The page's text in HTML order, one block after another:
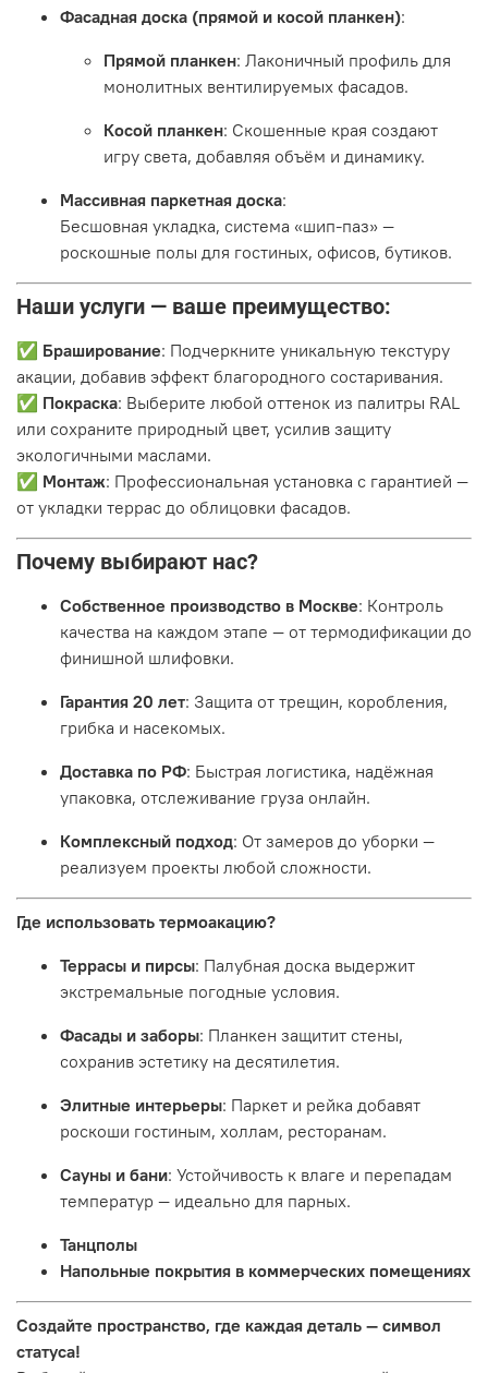
Фасадная доска (прямой и косой планкен):
Прямой планкен: Лаконичный профиль для
монолитных вентилируемых фасадов.
Косой планкен: Скошенные края создают
игру света, добавляя объём и динамику.
Массивная паркетная доска:
Бесшовная укладка, система «шип-паз» —
роскошные полы для гостиных, офисов, бутиков.
Наши услуги — ваше преимущество:
✅ Браширование: Подчеркните уникальную текстуру
акации, добавив эффект благородного состаривания.
✅ Покраска: Выберите любой оттенок из палитры RAL
или сохраните природный цвет, усилив защиту
экологичными маслами.
✅ Монтаж: Профессиональная установка с гарантией —
от укладки террас до облицовки фасадов.
Почему выбирают нас?
Собственное производство в Москве: Контроль
качества на каждом этапе — от термодификации до
финишной шлифовки.
Гарантия 20 лет: Защита от трещин, коробления,
грибка и насекомых.
Доставка по РФ: Быстрая логистика, надёжная
упаковка, отслеживание груза онлайн.
Комплексный подход: От замеров до уборки —
реализуем проекты любой сложности.
Где использовать термоакацию?
Террасы и пирсы: Палубная доска выдержит
экстремальные погодные условия.
Фасады и заборы: Планкен защитит стены,
сохранив эстетику на десятилетия.
Элитные интерьеры: Паркет и рейка добавят
роскоши гостиным, холлам, ресторанам.
Сауны и бани: Устойчивость к влаге и перепадам
температур — идеально для парных.
Танцполы
Напольные покрытия в коммерческих помещениях
Создайте пространство, где каждая деталь — символ
статуса!